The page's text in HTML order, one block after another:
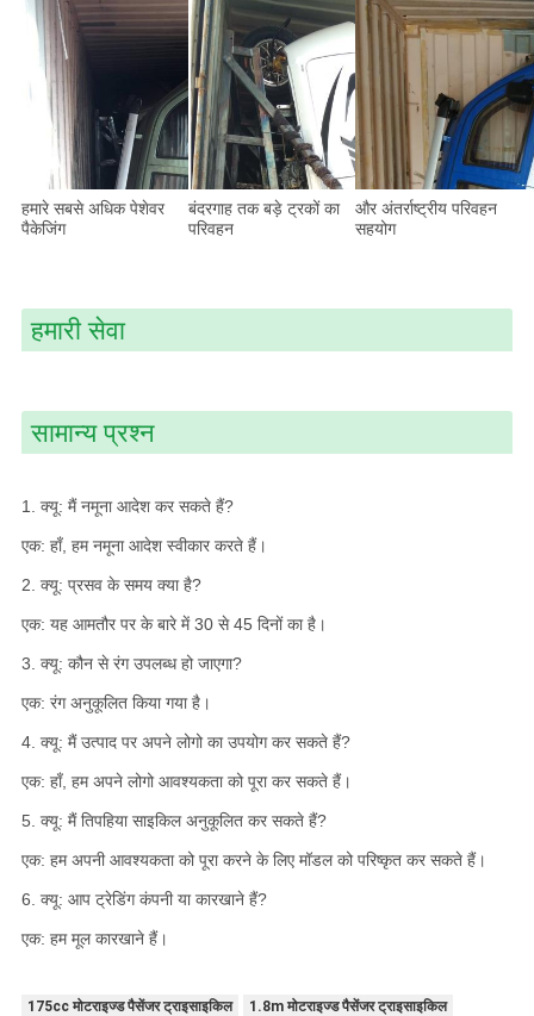
हमारे सबसे अधिक पेशेवर
पैकेजिंग
बंदरगाह तक बड़े ट्रकों का
परिवहन
और अंतर्राष्ट्रीय परिवहन
सहयोग
हमारी सेवा
सामान्य प्रश्न
1. क्यू: मैं नमूना आदेश कर सकते हैं?
एक: हाँ, हम नमूना आदेश स्वीकार करते हैं।
2. क्यू: प्रसव के समय क्या है?
एक: यह आमतौर पर के बारे में 30 से 45 दिनों का है।
3. क्यू: कौन से रंग उपलब्ध हो जाएगा?
एक: रंग अनुकूलित किया गया है।
4. क्यू: मैं उत्पाद पर अपने लोगो का उपयोग कर सकते हैं?
एक: हाँ, हम अपने लोगो आवश्यकता को पूरा कर सकते हैं।
5. क्यू: मैं तिपहिया साइकिल अनुकूलित कर सकते हैं?
एक: हम अपनी आवश्यकता को पूरा करने के लिए मॉडल को परिष्कृत कर सकते हैं।
6. क्यू: आप ट्रेडिंग कंपनी या कारखाने हैं?
एक: हम मूल कारखाने हैं।
175cc मोटराइज्ड पैसेंजर ट्राइसाइकिल
1.8m मोटराइज्ड पैसेंजर ट्राइसाइकिल